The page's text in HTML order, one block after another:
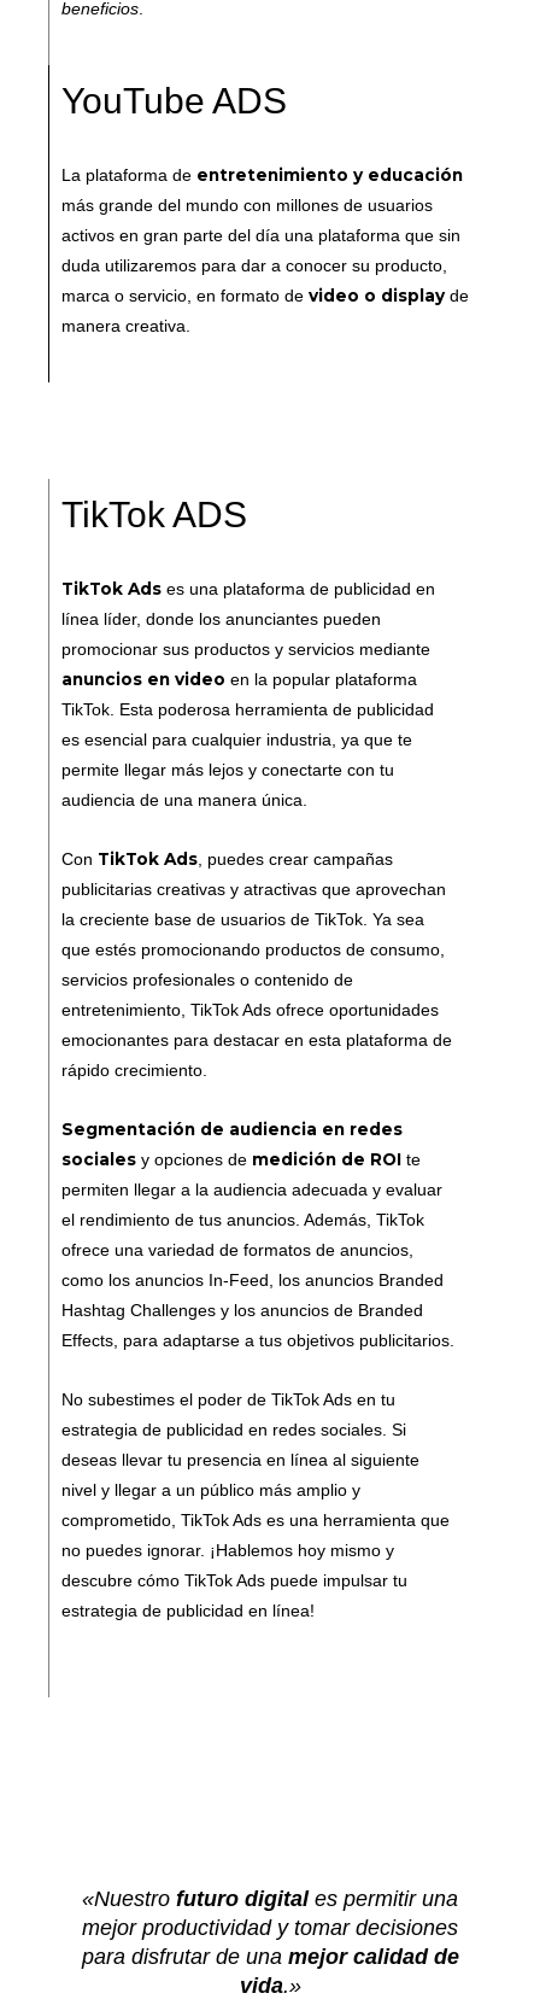
beneficios.
YouTube ADS
La plataforma de entretenimiento y educación
más grande del mundo con millones de usuarios
activos en gran parte del día una plataforma que sin
duda utilizaremos para dar a conocer su producto,
marca o servicio, en formato de video o displayde
manera creativa.
TikTok ADS
TikTok Ads es una plataforma de publicidad en
línea líder, donde los anunciantes pueden
promocionar sus productos y servicios mediante
anuncios en video en la popular plataforma
TikTok. Esta poderosa herramienta de publicidad
es esencial para cualquier industria, ya que te
permite llegar más lejos y conectarte con tu
audiencia de una manera única.
Con TikTok Ads, puedes crear campañas
publicitarias creativas y atractivas que aprovechan
la creciente base de usuarios de TikTok. Ya sea
que estés promocionando productos de consumo,
servicios profesionales o contenido de
entretenimiento, TikTok Ads ofrece oportunidades
emocionantes para destacar en esta plataforma de
rápido crecimiento.
Segmentación de audiencia en redes
sociales y opciones de medición de ROI te
permiten llegar a la audiencia adecuada y evaluar
el rendimiento de tus anuncios. Además, TikTok
ofrece una variedad de formatos de anuncios,
como los anuncios In-Feed, los anuncios Branded
Hashtag Challenges y los anuncios de Branded
Effects, para adaptarse a tus objetivos publicitarios.
No subestimes el poder de TikTok Ads en tu
estrategia de publicidad en redes sociales. Si
deseas llevar tu presencia en línea al siguiente
nivel y llegar a un público más amplio y
comprometido, TikTok Ads es una herramienta que
no puedes ignorar. ¡Hablemos hoy mismo y
descubre cómo TikTok Ads puede impulsar tu
estrategia de publicidad en línea!
«Nuestro futuro digital es permitir una
mejor productividad y tomar decisiones
para disfrutar de una mejor calidad de
vida.»